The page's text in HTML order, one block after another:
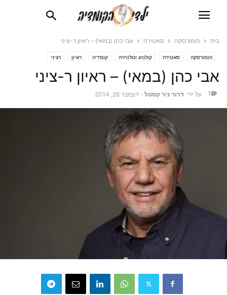
בית הומורסקה סאטירה אבי כהן (במאי) – ראיון ר-ציני
הומורסקה סאטירה קולנוע וטלוויזיה קומדיה ראיון רציני
אבי כהן (במאי) – ראיון ר-ציני
על ידי דרור ניר קסטל - דצמבר 26, 2014 1